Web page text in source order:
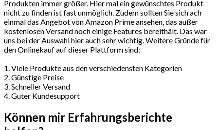
Produkten immer größer. Hier mal ein gewünschtes Produkt
nicht zu finden ist fast unmöglich. Zudem sollten Sie sich ach
einmal das Angebot von Amazon Prime ansehen, das außer
kostenlosen Versand noch einige Features bereithält. Das war
uns bei der Auswahl hier auch sehr wichtig. Weitere Gründe für
den Onlinekauf auf dieser Plattform sind:
1. Viele Produkte aus den verschiedensten Kategorien
2. Günstige Preise
3. Schneller Versand
4. Guter Kundesupport
Können mir Erfahrungsberichte